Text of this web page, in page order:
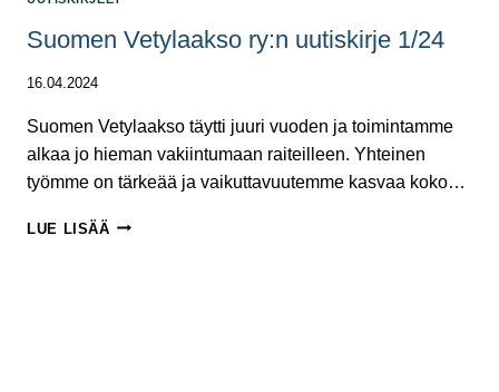
Suomen Vetylaakso ry:n uutiskirje 1/24
16.04.2024
Suomen Vetylaakso täytti juuri vuoden ja toimintamme
alkaa jo hieman vakiintumaan raiteilleen. Yhteinen
työmme on tärkeää ja vaikuttavuutemme kasvaa koko…
LUE LISÄÄ SUOMEN